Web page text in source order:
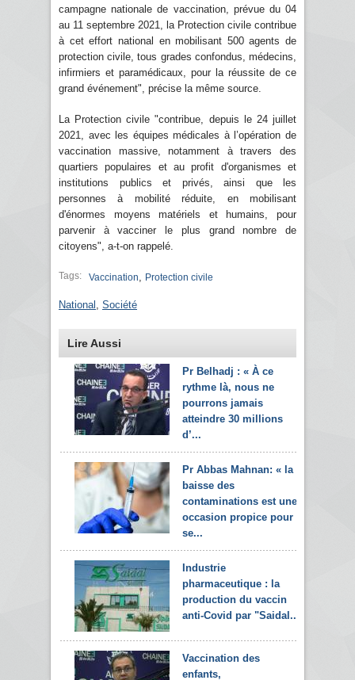
campagne nationale de vaccination, prévue du 04
au 11 septembre 2021, la Protection civile contribue
à cet effort national en mobilisant 500 agents de
protection civile, tous grades confondus, médecins,
infirmiers et paramédicaux, pour la réussite de ce
grand événement", précise la même source.
La Protection civile "contribue, depuis le 24 juillet
2021, avec les équipes médicales à l’opération de
vaccination massive, notamment à travers des
quartiers populaires et au profit d'organismes et
institutions publics et privés, ainsi que les
personnes à mobilité réduite, en mobilisant
d'énormes moyens matériels et humains, pour
parvenir à vacciner le plus grand nombre de
citoyens", a-t-on rappelé.
Tags: Vaccination Protection civile
National Société
Lire Aussi
Pr Belhadj : « À ce
rythme là, nous ne
pourrons jamais
atteindre 30 millions
d’...
Pr Abbas Mahnan: « la
baisse des
contaminations est une
occasion propice pour
se...
Industrie
pharmaceutique : la
production du vaccin
anti-Covid par "Saidal...
Vaccination des
enfants,